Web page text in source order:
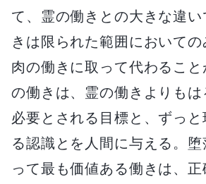
て、霊の働きとの大きな違
きは限られた範囲においての
肉の働きに取って代わるこ
の働きは、霊の働きよりもは
必要とされる目標と、ずっ
る認識とを人間に与える。堕
って最も価値ある働きは、